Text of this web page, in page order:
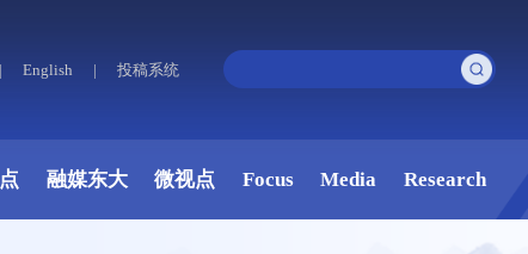
| English | 投稿系统
融媒东大 微视点 Focus Media Research